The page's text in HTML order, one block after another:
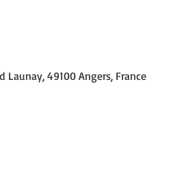
Launay, 49100 Angers, France